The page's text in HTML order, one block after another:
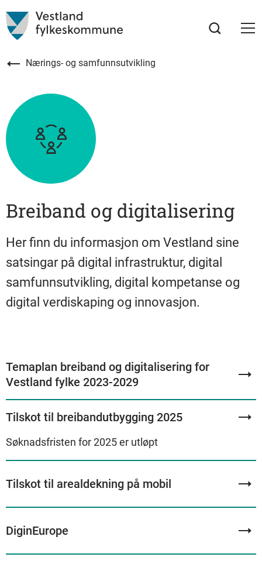
Nærings- og samfunnsutvikling
Breiband og digitalisering
Her finn du informasjon om Vestland sine
satsingar på digital infrastruktur, digital
samfunnsutvikling, digital kompetanse og
digital verdiskaping og innovasjon.
Temaplan breiband og digitalisering for
Vestland fylke 2023-2029
Tilskot til breibandutbygging 2025
Søknadsfristen for 2025 er utløpt
Tilskot til arealdekning på mobil
DiginEurope